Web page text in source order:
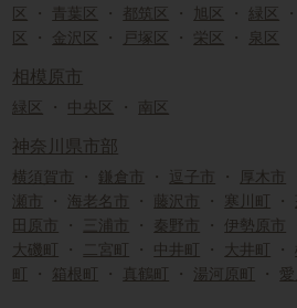
区
・ 青葉区 ・ 都筑区 ・ 旭区 ・ 緑区 ・
区
・ 金沢区 ・ 戸塚区 ・ 栄区 ・ 泉区
相模原市
緑区 ・ 中央区 ・ 南区
神奈川県市部
横須賀市 ・ 鎌倉市 ・ 逗子市 ・ 厚木市
瀬市
・ 海老名市 ・ 藤沢市 ・ 寒川町 ・
田原市
・ 三浦市 ・ 秦野市 ・ 伊勢原市
大磯町 ・ 二宮町 ・ 中井町 ・ 大井町 ・
町 ・ 箱根町 ・ 真鶴町 ・ 湯河原町 ・